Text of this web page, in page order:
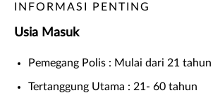
INFORMASI PENTING
Usia Masuk
Pemegang Polis : Mulai dari 21 tahun
Tertanggung Utama : 21- 60 tahun